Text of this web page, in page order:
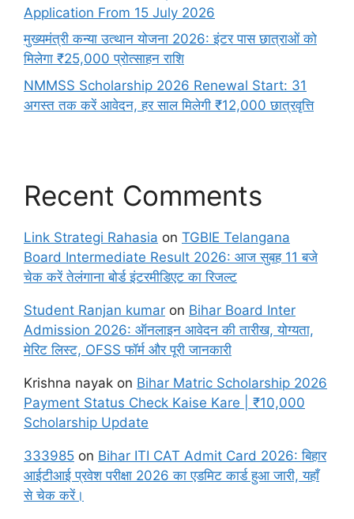
Application From 15 July 2026
मुख्यमंत्री कन्या उत्थान योजना 2026: इंटर पास छात्राओं को
मिलेगा ₹25,000 प्रोत्साहन राशि
NMMSS Scholarship 2026 Renewal Start: 31
अगस्त तक करें आवेदन, हर साल मिलेगी ₹12,000 छात्रवृत्ति
Recent Comments
Link Strategi Rahasia on TGBIE Telangana
Board Intermediate Result 2026: आज सुबह 11 बजे
चेक करें तेलंगाना बोर्ड इंटरमीडिएट का रिजल्ट
Student Ranjan kumar on Bihar Board Inter
Admission 2026: ऑनलाइन आवेदन की तारीख, योग्यता,
मेरिट लिस्ट, OFSS फॉर्म और पूरी जानकारी
Krishna nayak on Bihar Matric Scholarship 2026
Payment Status Check Kaise Kare | ₹10,000
Scholarship Update
333985 on Bihar ITI CAT Admit Card 2026: बिहार
आईटीआई प्रवेश परीक्षा 2026 का एडमिट कार्ड हुआ जारी, यहाँ
से चेक करें।